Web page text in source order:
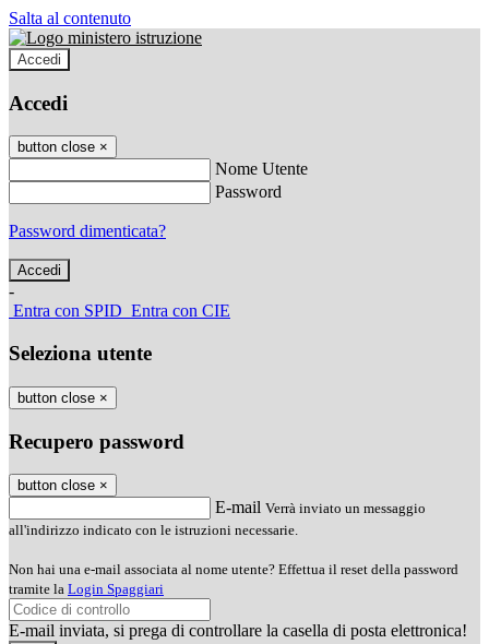
Salta al contenuto
Accedi
Accedi
button close ×
Nome Utente
Password
Password dimenticata?
-
Entra con SPID Entra con CIE
Seleziona utente
button close ×
Recupero password
button close ×
E-mail Verrà inviato un messaggio
all'indirizzo indicato con le istruzioni necessarie.
Non hai una e-mail associata al nome utente? Effettua il reset della password
tramite la Login Spaggiari
E-mail inviata, si prega di controllare la casella di posta elettronica!